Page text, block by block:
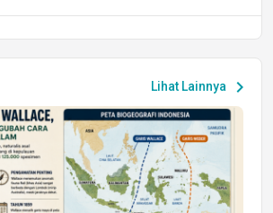
Peluang Kerja dan Magang
Jumat, 17 Jul 2026 22:30
DAERAH
Astra Motor Kalimantan Timur 2 Dukung
Mahasiswa Samarinda dalam Astra
Honda SDGs Future Leaders 2026
Lihat Lainnya chevron_right